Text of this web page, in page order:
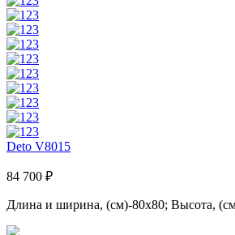
Deto V8015
84 700 ₽
Длина и ширина, (см)-80x80; Высота,